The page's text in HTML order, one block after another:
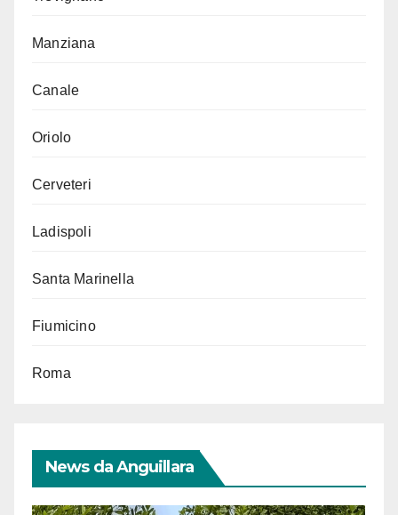
Manziana
Canale
Oriolo
Cerveteri
Ladispoli
Santa Marinella
Fiumicino
Roma
News da Anguillara